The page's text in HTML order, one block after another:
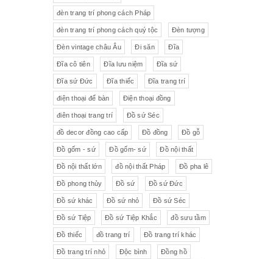
đèn trang trí phong cách Pháp
đèn trang trí phong cách quý tộc Đèn tượng
Đèn vintage châu Âu Đi săn Đĩa
Đĩa cô tiên Đĩa lưu niệm Đĩa sứ
Đĩa sứ Đức Đĩa thiếc Đĩa trang trí
điện thoại để bàn Điện thoại đồng
điên thoại trang trí Đồ sứ Séc
đồ decor đồng cao cấp Đồ đồng Đồ gỗ
Đồ gốm - sứ Đồ gốm- sứ Đồ nội thất
Đồ nội thất lớn đồ nội thất Pháp Đồ pha lê
Đồ phong thủy Đồ sứ Đồ sứ Đức
Đồ sứ khác Đồ sứ nhỏ Đồ sứ Séc
Đồ sứ Tiệp Đồ sứ Tiệp Khắc đồ sưu tầm
Đồ thiếc đồ trang trí Đồ trang trí khác
Đồ trang trí nhỏ Độc bình Đồng hồ